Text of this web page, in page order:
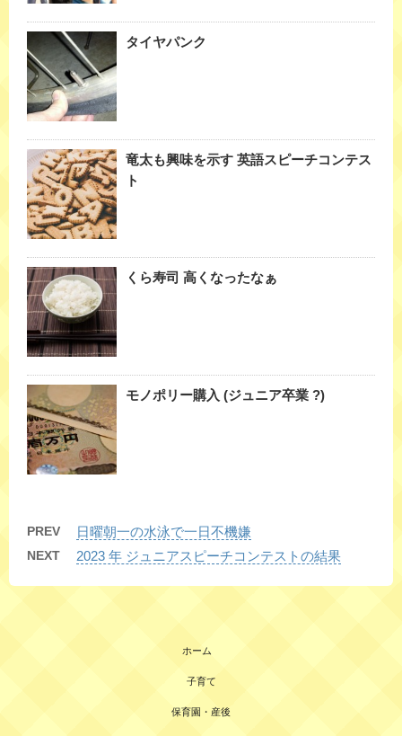
タイヤパンク
竜太も興味を示す 英語スピーチコンテス
ト
くら寿司 高くなったなぁ
モノポリー購入 (ジュニア卒業 ?)
PREV 日曜朝一の水泳で一日不機嫌
NEXT 2023 年 ジュニアスピーチコンテストの結果
ホーム
子育て
保育園・産後